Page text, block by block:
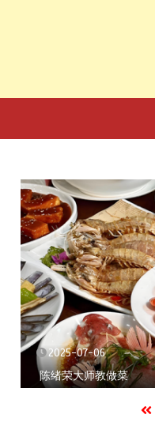
2025-07-06
陈绪荣大师教做菜